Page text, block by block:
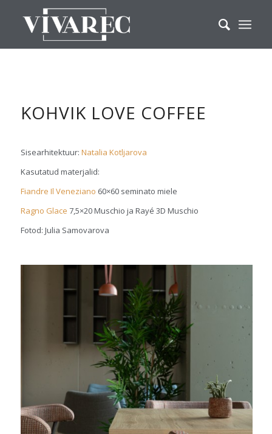
KOHVIK LOVE COFFEE
Sisearhitektuur: Natalia Kotljarova
Kasutatud materjalid:
Fiandre Il Veneziano 60×60 seminato miele
Ragno Glace 7,5×20 Muschio ja Rayé 3D Muschio
Fotod: Julia Samovarova